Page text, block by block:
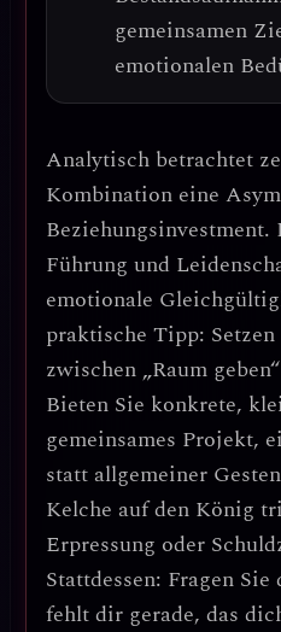
gemeinsamen
emotionalen
Analytisch betrachtet
Kombination eine
Beziehungsinvestment.
Führung und
emotionale
praktische Tipp:
zwischen „Raum
Bieten Sie konkrete,
gemeinsames Projekt,
statt allgemeiner
Kelche auf den König
Erpressung oder
Stattdessen: Fragen
fehlt dir gerade, das